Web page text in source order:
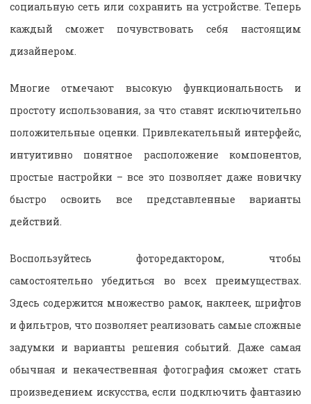
социальную сеть или сохранить на устройстве. Теперь
каждый сможет почувствовать себя настоящим
дизайнером.
Многие отмечают высокую функциональность и
простоту использования, за что ставят исключительно
положительные оценки. Привлекательный интерфейс,
интуитивно понятное расположение компонентов,
простые настройки – все это позволяет даже новичку
быстро освоить все представленные варианты
действий.
Воспользуйтесь фоторедактором, чтобы
самостоятельно убедиться во всех преимуществах.
Здесь содержится множество рамок, наклеек, шрифтов
и фильтров, что позволяет реализовать самые сложные
задумки и варианты решения событий. Даже самая
обычная и некачественная фотография сможет стать
произведением искусства, если подключить фантазию